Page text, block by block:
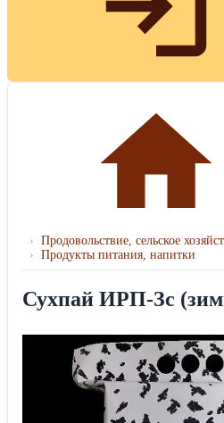
› Продовольствие, сельское
› Продукты питания, напитки
Сухпай ИРП-Зс